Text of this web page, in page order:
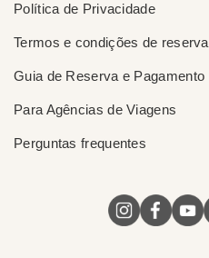
Política de Privacidade
Termos e condições de reserva
Guia de Reserva e Pagamento
Para Agências de Viagens
Perguntas frequentes